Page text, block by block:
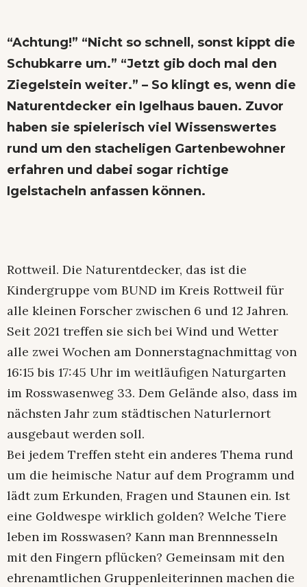
“Achtung!” “Nicht so schnell, sonst kippt die
Schubkarre um.” “Jetzt gib doch mal den
Ziegelstein weiter.” – So klingt es, wenn die
Naturentdecker ein Igelhaus bauen. Zuvor
haben sie spielerisch viel Wissenswertes
rund um den stacheligen Gartenbewohner
erfahren und dabei sogar richtige
Igelstacheln anfassen können.
Rottweil. Die Naturentdecker, das ist die
Kindergruppe vom BUND im Kreis Rottweil für
alle kleinen Forscher zwischen 6 und 12 Jahren.
Seit 2021 treffen sie sich bei Wind und Wetter
alle zwei Wochen am Donnerstagnachmittag von
16:15 bis 17:45 Uhr im weitläufigen Naturgarten
im Rosswasenweg 33. Dem Gelände also, dass im
nächsten Jahr zum städtischen Naturlernort
ausgebaut werden soll.
Bei jedem Treffen steht ein anderes Thema rund
um die heimische Natur auf dem Programm und
lädt zum Erkunden, Fragen und Staunen ein. Ist
eine Goldwespe wirklich golden? Welche Tiere
leben im Rosswasen? Kann man Brennnesseln
mit den Fingern pflücken? Gemeinsam mit den
ehrenamtlichen Gruppenleiterinnen machen die